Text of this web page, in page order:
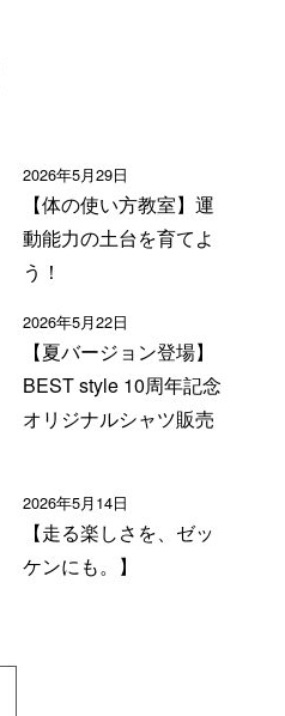
2026年5月29日
【体の使い方教室】運
動能力の土台を育てよ
う！
2026年5月22日
【夏バージョン登場】
BEST style 10周年記念
オリジナルシャツ販売
2026年5月14日
【走る楽しさを、ゼッ
ケンにも。】